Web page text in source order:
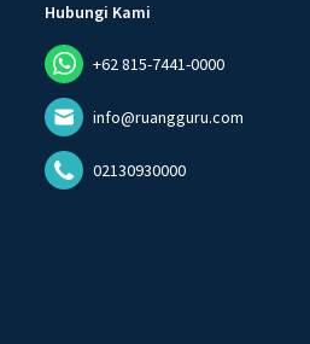
Hubungi Kami
+62 815-7441-0000
info@ruangguru.com
02130930000